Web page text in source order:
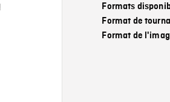
Formats
Format de
Format de